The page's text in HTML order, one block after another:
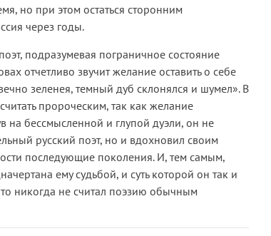
но при этом остаться сторонним
через годы.
подразумевая пограничное состояние
отчетливо звучит желание оставить о себе
зеленея, темный дуб склонялся и шумел». В
пророческим, так как желание
на бессмысленной и глупой дуэли, он не
русский поэт, но и вдохновил своим
последующие поколения. И, тем самым,
ему судьбой, и суть которой он так и
никогда не считал поэзию обычным